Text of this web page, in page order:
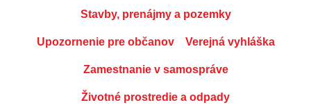
Stavby, prenájmy a pozemky
Upozornenie pre občanov Verejná vyhláška
Zamestnanie v samospráve
Životné prostredie a odpady